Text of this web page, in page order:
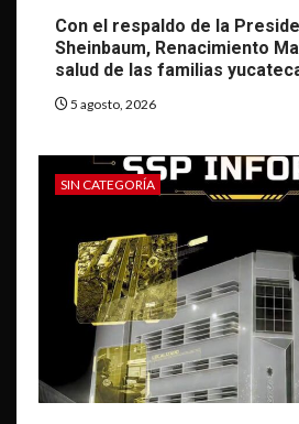
Con el respaldo de la
Sheinbaum, Renacimiento
salud de las familias
5 agosto, 2026
SIN CATEGORÍA